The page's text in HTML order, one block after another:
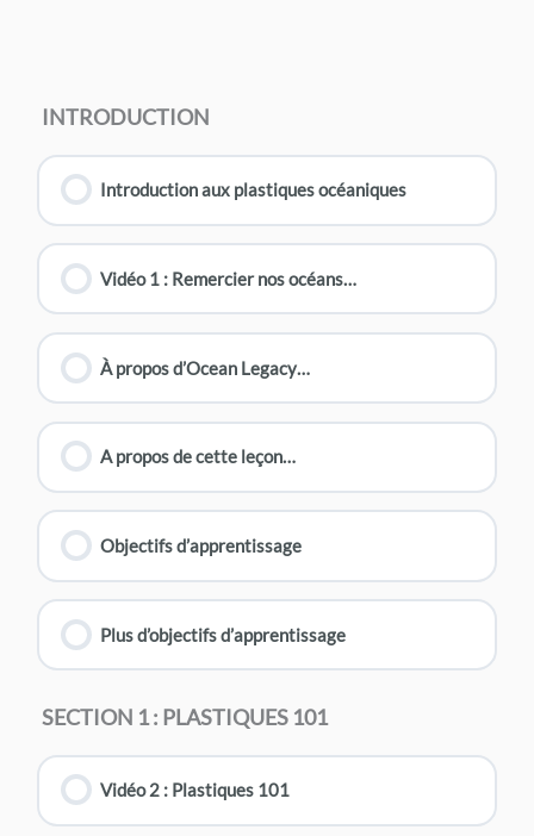
INTRODUCTION
Introduction aux plastiques océaniques
Vidéo 1 : Remercier nos océans…
À propos d’Ocean Legacy…
A propos de cette leçon…
Objectifs d’apprentissage
Plus d’objectifs d’apprentissage
SECTION 1 : PLASTIQUES 101
Vidéo 2 : Plastiques 101